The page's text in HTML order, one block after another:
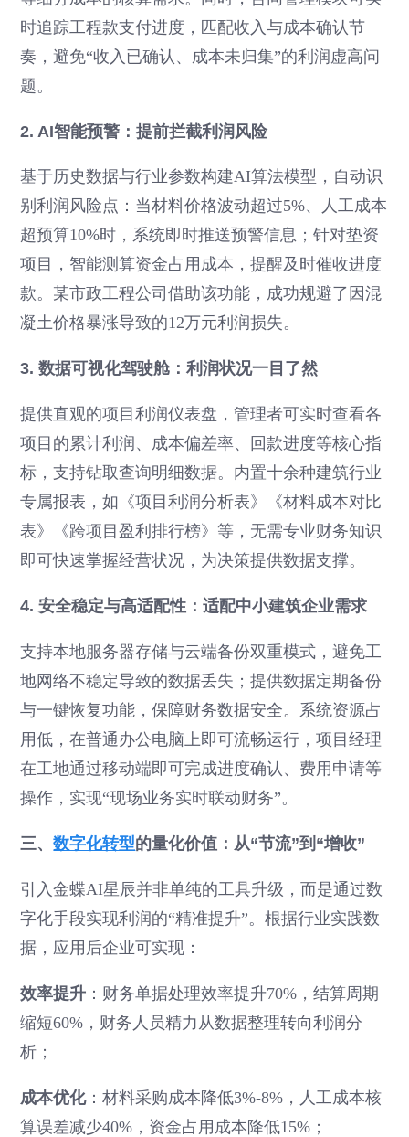
时追踪工程款支付进度，匹配收入与成本确认节
奏，避免“收入已确认、成本未归集”的利润虚高问
题。
2. AI智能预警：提前拦截利润风险
基于历史数据与行业参数构建AI算法模型，自动识
别利润风险点：当材料价格波动超过5%、人工成本
超预算10%时，系统即时推送预警信息；针对垫资
项目，智能测算资金占用成本，提醒及时催收进度
款。某市政工程公司借助该功能，成功规避了因混
凝土价格暴涨导致的12万元利润损失。
3. 数据可视化驾驶舱：利润状况一目了然
提供直观的项目利润仪表盘，管理者可实时查看各
项目的累计利润、成本偏差率、回款进度等核心指
标，支持钻取查询明细数据。内置十余种建筑行业
专属报表，如《项目利润分析表》《材料成本对比
表》《跨项目盈利排行榜》等，无需专业财务知识
即可快速掌握经营状况，为决策提供数据支撑。
4. 安全稳定与高适配性：适配中小建筑企业需求
支持本地服务器存储与云端备份双重模式，避免工
地网络不稳定导致的数据丢失；提供数据定期备份
与一键恢复功能，保障财务数据安全。系统资源占
用低，在普通办公电脑上即可流畅运行，项目经理
在工地通过移动端即可完成进度确认、费用申请等
操作，实现“现场业务实时联动财务”。
三、数字化转型的量化价值：从“节流”到“增收”
引入金蝶AI星辰并非单纯的工具升级，而是通过数
字化手段实现利润的“精准提升”。根据行业实践数
据，应用后企业可实现：
效率提升 ：财务单据处理效率提升70%，结算周期
缩短60%，财务人员精力从数据整理转向利润分
析；
成本优化：材料采购成本降低3%-8%，人工成本核
算误差减少40%，资金占用成本降低15%；